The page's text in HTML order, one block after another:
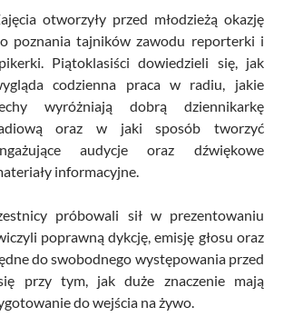
otworzyły przed młodzieżą okazję
poznania tajników zawodu reporterki i
Piątoklasiści dowiedzieli się, jak
codzienna praca w radiu, jakie
wyróżniają dobrą dziennikarkę
oraz w jaki sposób tworzyć
audycje oraz dźwiękowe
informacyjne.
próbowali sił w prezentowaniu
poprawną dykcję, emisję głosu oraz
do swobodnego występowania przed
przy tym, jak duże znaczenie mają
do wejścia na żywo.